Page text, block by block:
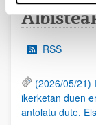
RSS
(2026/05/21)
ikerketan duen
antolatu dute,